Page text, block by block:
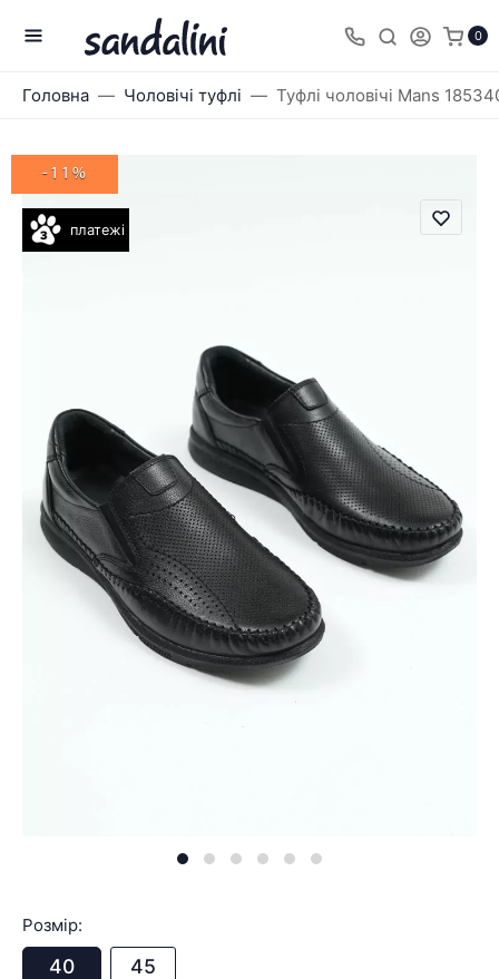
0
Головна Чоловічі туфлі Туфлі чоловічі Mans
платежі
-11%
Розмір:
40 45